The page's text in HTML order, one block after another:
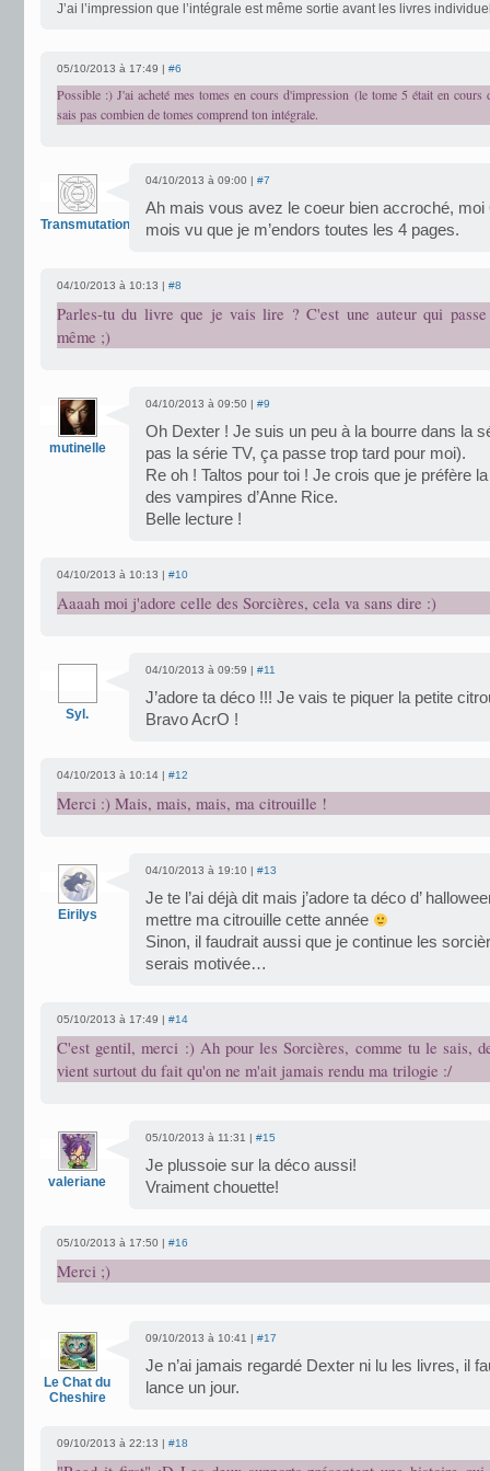
J’ai l’impression que l’intégrale est même sortie avant les livres
05/10/2013 à 17:49 | #6
Possible :) J'ai acheté mes tomes en cours d'impression (le tome 5 était en cours
sais pas combien de tomes comprend ton intégrale.
Transmutation
04/10/2013 à 09:00 | #7
Ah mais vous avez le coeur bien accroché, moi
mois vu que je m’endors toutes les 4 pages.
04/10/2013 à 10:13 | #8
Parles-tu du livre que je vais lire ? C'est une auteur qui
même ;)
mutinelle
04/10/2013 à 09:50 | #9
Oh Dexter ! Je suis un peu à la bourre dans la
pas la série TV, ça passe trop tard pour moi).
Re oh ! Taltos pour toi ! Je crois que je préfère
des vampires d’Anne Rice.
Belle lecture !
04/10/2013 à 10:13 | #10
Aaaah moi j'adore celle des Sorcières, cela va sans dire :)
Syl.
04/10/2013 à 09:59 | #11
J’adore ta déco !!! Je vais te piquer la petite
Bravo AcrO !
04/10/2013 à 10:14 | #12
Merci :) Mais, mais, mais, ma citrouille !
Eirilys
04/10/2013 à 19:10 | #13
Je te l’ai déjà dit mais j’adore ta déco d’
mettre ma citrouille cette année
Sinon, il faudrait aussi que je continue les
serais motivée…
05/10/2013 à 17:49 | #14
C'est gentil, merci :) Ah pour les Sorcières, comme tu le sais,
vient surtout du fait qu'on ne m'ait jamais rendu ma trilogie :/
valeriane
05/10/2013 à 11:31 | #15
Je plussoie sur la déco aussi!
Vraiment chouette!
05/10/2013 à 17:50 | #16
Merci ;)
Le Chat du
Cheshire
09/10/2013 à 10:41 | #17
Je n’ai jamais regardé Dexter ni lu les livres, il
lance un jour.
09/10/2013 à 22:13 | #18